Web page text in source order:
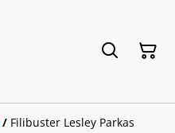
/ Filibuster Lesley Parkas